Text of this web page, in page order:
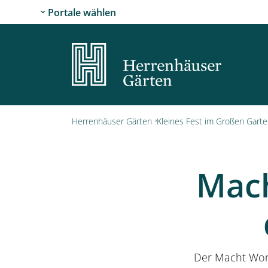
Portale wählen
Herrenhäuser Gärten Kleines Fest im Großen
Der Macht